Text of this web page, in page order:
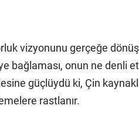
vizyonunu gerçeğe
bağlaması, onun ne denli
güçlüydü ki, Çin
rastlanır.